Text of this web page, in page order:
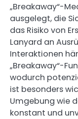
„Breakaway“-
ausgelegt, die
das Risiko von
Lanyard an
Interaktionen
„Breakaway“-
wodurch
ist besonders
Umgebung wie
konstant und